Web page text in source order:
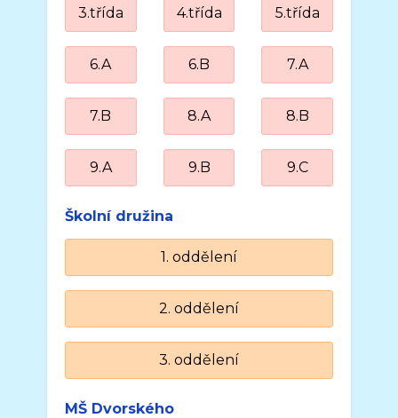
3.třída 4.třída 5.třída
6.A 6.B 7.A
7.B 8.A 8.B
9.A 9.B 9.C
Školní družina
1. oddělení
2. oddělení
3. oddělení
MŠ Dvorského